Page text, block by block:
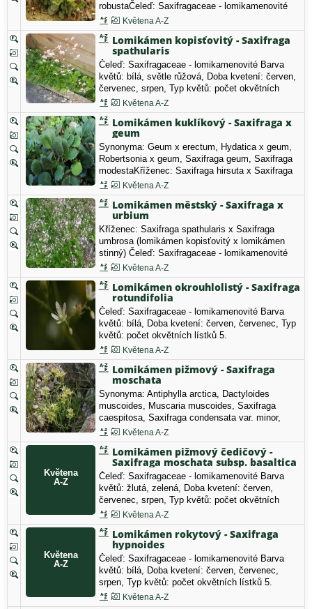
robustaČeleď: Saxifragaceae - lomikamenovité
Barva květů: bílá, Doba kvetení: červen,
červenec, srpen, Typ květů: počet okvětních
lístků 5.
Květena A-Z
Lomikámen kopisťovitý - Saxifraga
spathularis
Čeleď: Saxifragaceae - lomikamenovité Barva
květů: bílá, světle růžová, Doba kvetení: červen,
červenec, srpen, Typ květů: počet okvětních
lístků 5.Květena A-Z
Lomikámen kuklíkový - Saxifraga x
geum
Synonyma: Geum x erectum, Hydatica x geum,
Robertsonia x geum, Saxifraga geum, Saxifraga
modestaKříženec: Saxifraga hirsuta x Saxifraga
umbrosa (lomikámen srstnatý x lomikámen
stinný) Čeleď: Saxifragaceae - lomikamenovité
Barva květů: bílá, Doba kvetení: červen,
červenec, srpen, Typ květů: počet okvětních…
Květena A-Z
Lomikámen městský - Saxifraga x
urbium
Kříženec: Saxifraga spathularis x Saxifraga
umbrosa (lomikámen kopisťovitý x lomikámen
stinný) Čeleď: Saxifragaceae - lomikamenovité
Barva květů: bílá, Doba kvetení: červen,
červenec, srpen, Typ květů: počet okvětních
lístků 5.
Květena A-Z
Lomikámen okrouhlolistý - Saxifraga
rotundifolia
Čeleď: Saxifragaceae - lomikamenovité Barva
květů: bílá, Doba kvetení: červen, červenec, Typ
květů: počet okvětních lístků 5.
Květena A-Z
Lomikámen pižmový - Saxifraga
moschata
Synonyma: Antiphylla arctica, Dactyloides
muscoides, Muscaria muscoides, Saxifraga
caespitosa, Saxifraga condensata var. minor,
Saxifraga exarata subsp. moschata, Saxifraga
muscoidesČeleď: Saxifragaceae - lomikamenovité
Barva květů: žlutá, zelená, Doba kvetení: červen,
červenec, srpen, Typ květů: počet okvětních…
Květena A-Z
Lomikámen pižmový čedičový -
Saxifraga moschata subsp. basaltica
Čeleď: Saxifragaceae - lomikamenovité Barva
květů: žlutá, zelená, Doba kvetení: červen,
červenec, srpen, Typ květů: počet okvětních
lístků 5, A3 nejasný případ (vyhynulý, nebo
nezvěstný druh)
Květena A-Z
Lomikámen rokytový - Saxifraga
hypnoides
Čeleď: Saxifragaceae - lomikamenovité Barva
květů: bílá, Doba kvetení: červen, červenec,
srpen, Typ květů: počet okvětních lístků 5.
Květena A-Z